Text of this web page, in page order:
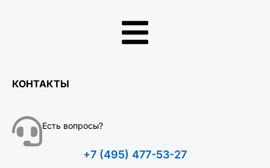
КОНТАКТЫ
Есть вопросы?
+7 (495) 477-53-27